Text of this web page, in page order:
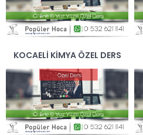
KOCAELI KIMYA ÖZEL DERS